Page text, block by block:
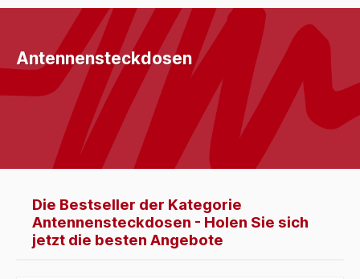
Antennensteckdosen
Die Bestseller der Kategorie
Antennensteckdosen - Holen Sie sich
jetzt die besten Angebote